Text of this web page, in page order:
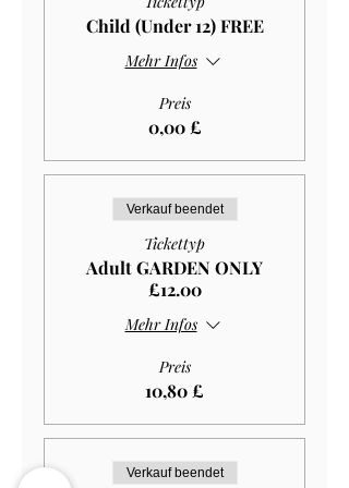
Child (Under 12) FREE
Mehr Infos
Preis
0,00 £
Verkauf beendet
Tickettyp
Adult GARDEN ONLY
£12.00
Mehr Infos
Preis
10,80 £
Verkauf beendet